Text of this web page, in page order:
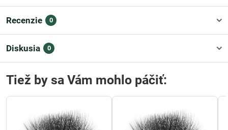
Recenzie 0
Diskusia 0
Tiež by sa Vám mohlo páčiť: